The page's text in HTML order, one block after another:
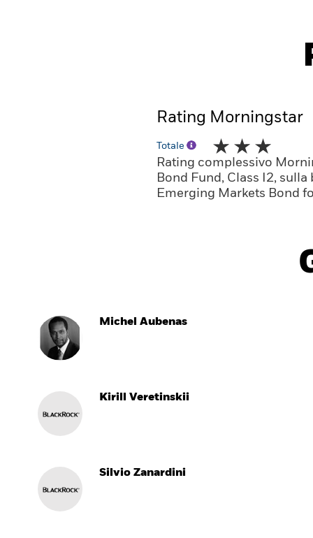
Rating Morningstar
Totale
Rating complessivo
Bond Fund, Class I2,
Emerging Markets Bond
Michel Aubenas
Kirill Veretinskii
Silvio Zanardini